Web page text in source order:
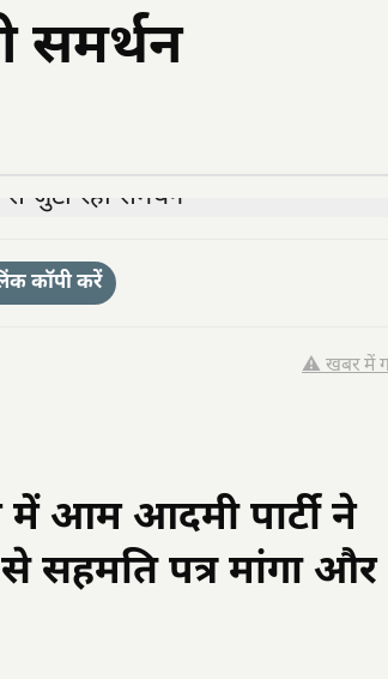
समर्थन
कॉपी करें
⚠️ खबर में
में आम आदमी पार्टी ने
सहमति पत्र मांगा और